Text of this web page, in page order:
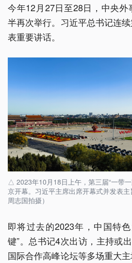
今年12月27日至28日，中央
半再次举行。习近平总书记连
表重要讲话。
△ 2023年10月18日上午，第三届“一带
京开幕。习近平主席出席开幕式并发表
周志国拍摄）
即将过去的2023年，中国特
键”。总书记4次出访，主持或
国际合作高峰论坛等多场重大